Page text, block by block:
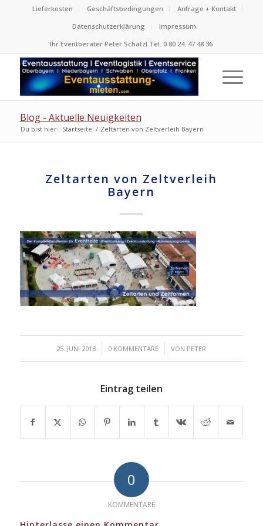
Lieferkosten Geschäftsbedingungen
Anfrage + Kontakt
Datenschutzerklärung
Impressum
Ihr Eventberater Peter Schätzl Tel. 0 80 24. 47 48 36
Blog - Aktuelle Neuigkeiten
Du bist hier: Startseite / Zeltarten von Zeltverleih Bayern
Zeltarten von Zeltverleih
Bayern
25. JUNI 2018
/ 0 KOMMENTARE
/ VON PETER
Eintrag teilen
0
KOMMENTARE